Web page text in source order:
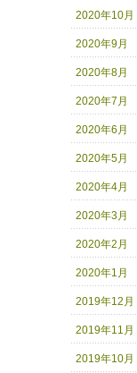
2020年10月
2020年9月
2020年8月
2020年7月
2020年6月
2020年5月
2020年4月
2020年3月
2020年2月
2020年1月
2019年12月
2019年11月
2019年10月